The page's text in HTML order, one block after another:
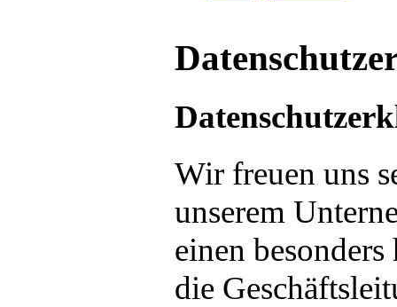
Wir freuen uns
unserem
einen
die